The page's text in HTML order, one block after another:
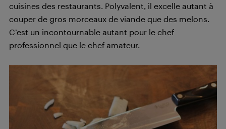
cuisines des restaurants. Polyvalent, il excelle autant à
couper de gros morceaux de viande que des melons.
C’est un incontournable autant pour le chef
professionnel que le chef amateur.